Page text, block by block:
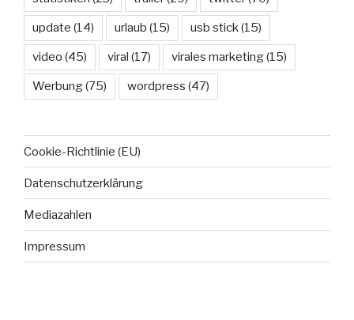
update (14) urlaub (15) usb stick(15)
video (45) viral (17) virales marketing(15)
Werbung(75) wordpress (47)
Cookie-Richtlinie (EU)
Datenschutzerklärung
Mediazahlen
Impressum